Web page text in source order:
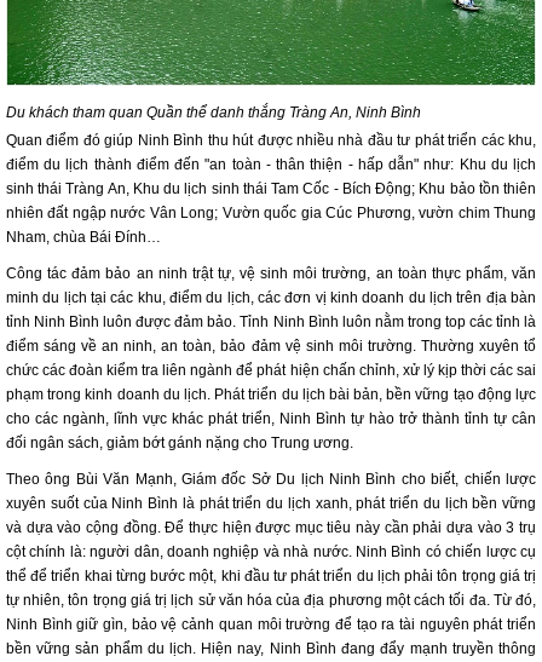
Du khách tham quan Quần thể danh thắng Tràng An, Ninh Bình
Quan điểm đó giúp Ninh Bình thu hút được nhiều nhà đầu tư phát triển các khu,
điểm du lịch thành điểm đến "an toàn - thân thiện - hấp dẫn" như: Khu du lịch
sinh thái Tràng An, Khu du lịch sinh thái Tam Cốc - Bích Động; Khu bảo tồn thiên
nhiên đất ngập nước Vân Long; Vườn quốc gia Cúc Phương, vườn chim Thung
Nham, chùa Bái Đính…
Công tác đảm bảo an ninh trật tự, vệ sinh môi trường, an toàn thực phẩm, văn
minh du lịch tại các khu, điểm du lịch, các đơn vị kinh doanh du lịch trên địa bàn
tỉnh Ninh Bình luôn được đảm bảo. Tỉnh Ninh Bình luôn nằm trong top các tỉnh là
điểm sáng về an ninh, an toàn, bảo đảm vệ sinh môi trường. Thường xuyên tổ
chức các đoàn kiểm tra liên ngành để phát hiện chấn chỉnh, xử lý kịp thời các sai
phạm trong kinh doanh du lịch. Phát triển du lịch bài bản, bền vững tạo động lực
cho các ngành, lĩnh vực khác phát triển, Ninh Bình tự hào trở thành tỉnh tự cân
đối ngân sách, giảm bớt gánh nặng cho Trung ương.
Theo ông Bùi Văn Mạnh, Giám đốc Sở Du lịch Ninh Bình cho biết, chiến lược
xuyên suốt của Ninh Bình là phát triển du lịch xanh, phát triển du lịch bền vững
và dựa vào cộng đồng. Để thực hiện được mục tiêu này cần phải dựa vào 3 trụ
cột chính là: người dân, doanh nghiệp và nhà nước. Ninh Bình có chiến lược cụ
thể để triển khai từng bước một, khi đầu tư phát triển du lịch phải tôn trọng giá trị
tự nhiên, tôn trọng giá trị lịch sử văn hóa của địa phương một cách tối đa. Từ đó,
Ninh Bình giữ gìn, bảo vệ cảnh quan môi trường để tạo ra tài nguyên phát triển
bền vững sản phẩm du lịch. Hiện nay, Ninh Bình đang đẩy mạnh truyền thông